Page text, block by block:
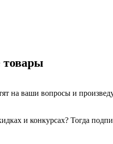
товары
на ваши вопросы и
и конкурсах? Тогда